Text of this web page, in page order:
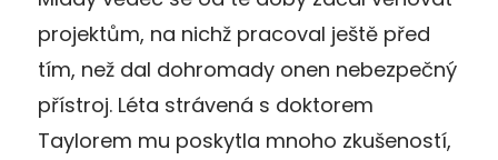
projektům, na nichž pracoval ještě před
tím, než dal dohromady onen nebezpečný
přístroj. Léta strávená s doktorem
Taylorem mu poskytla mnoho zkušeností,